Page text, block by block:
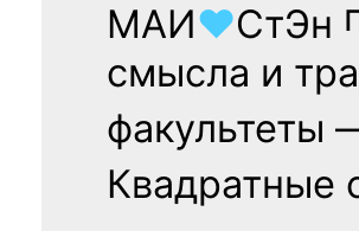
МАИ♥СтЭн
смысла и
факультеты
Квадратные